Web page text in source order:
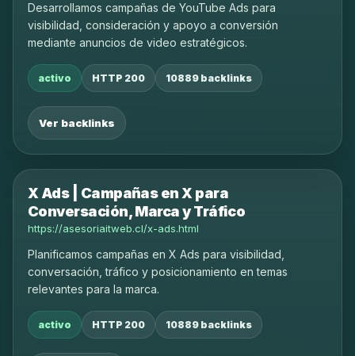
Desarrollamos campañas de YouTube Ads para
visibilidad, consideración y apoyo a conversión
mediante anuncios de video estratégicos.
activo HTTP 200 10889 backlinks
Ver backlinks
X Ads | Campañas en X para
Conversación, Marca y Tráfico
https://asesoriaitweb.cl/x-ads.html
Planificamos campañas en X Ads para visibilidad,
conversación, tráfico y posicionamiento en temas
relevantes para la marca.
activo HTTP 200 10889 backlinks